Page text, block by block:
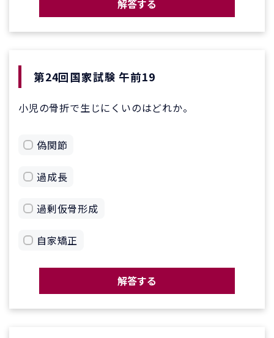
解答する
第24回国家試験 午前19
小児の骨折で生じにくいのはどれか。
偽関節
過成長
過剰仮骨形成
自家矯正
解答する